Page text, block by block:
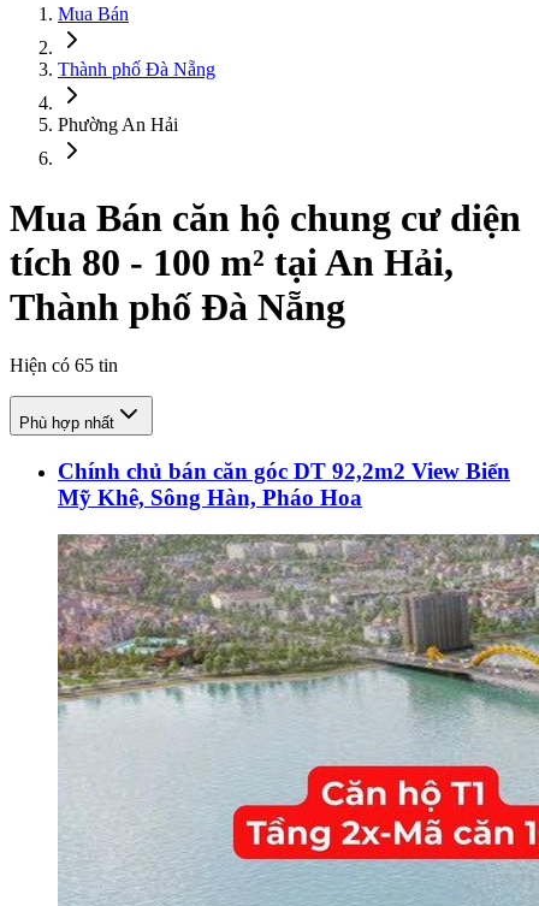
Mua Bán
Thành phố Đà Nẵng
Phường An Hải
Mua Bán căn hộ chung cư diện
tích 80 - 100 m² tại An Hải,
Thành phố Đà Nẵng
Hiện có 65 tin
Phù hợp nhất
Chính chủ bán căn góc DT 92,2m2 View Biển
Mỹ Khê, Sông Hàn, Pháo Hoa